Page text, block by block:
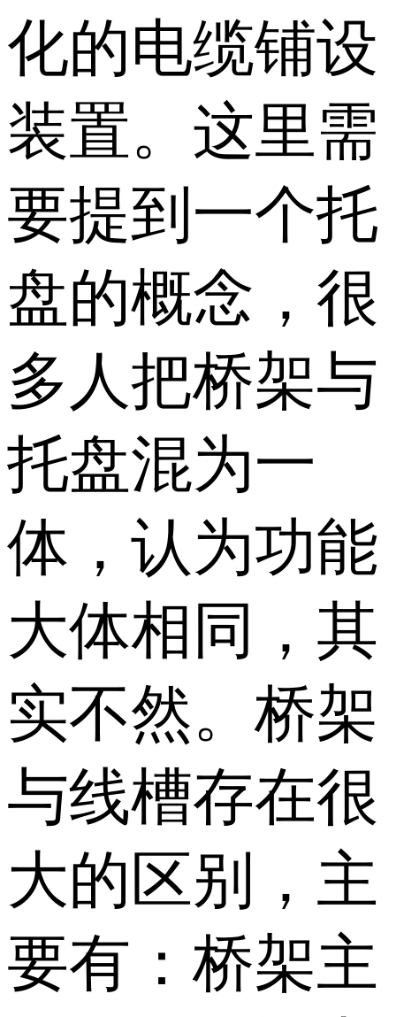
化的电缆铺设
装置。这里需
要提到一个托
盘的概念，很
多人把桥架与
托盘混为一
体，认为功能
大体相同，其
实不然。桥架
与线槽存在很
大的区别，主
要有：桥架主